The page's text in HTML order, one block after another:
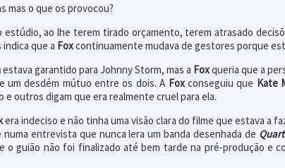
mas o que os provocou?
ao lhe terem tirado orçamento, terem atrasado
que a Foxcontinuamente mudava de gestores porque
estava garantido para Johnny Storm, mas a Foxqueria que a
um desdém mútuo entre os dois. A Foxconseguiu que Kate
e outros digam que era realmente cruel para ela.
era indeciso e não tinha uma visão clara do filme que estava a
numa entrevista que nunca lera um banda desenhada de
o guião não foi finalizado até bem tarde na pré-produção